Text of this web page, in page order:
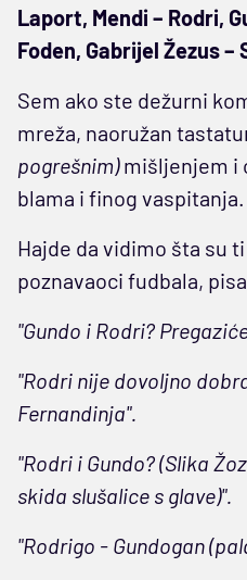
Laport, Mendi – Rodri,
Foden, Gabrijel Žezus –
Sem ako ste dežurni
mreža, naoružan
pogrešnim)mišljenjem i
blama i finog vaspitanja.
Hajde da vidimo šta su
poznavaoci fudbala,
"Gundo i Rodri?
"Rodri nije dovoljno
Fernandinja".
"Rodri i Gundo? (Slika
skida slušalice s glave)".
"Rodrigo - Gundogan